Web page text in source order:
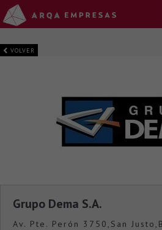
VOLVER
Grupo Dema S.A.
Av. Pte. Perón 3750,San